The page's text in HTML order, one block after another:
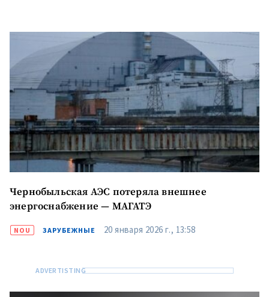
Чернобыльская АЭС потеряла внешнее
энергоснабжение — МАГАТЭ
NOU ЗАРУБЕЖНЫЕ 20 января 2026 г., 13:58